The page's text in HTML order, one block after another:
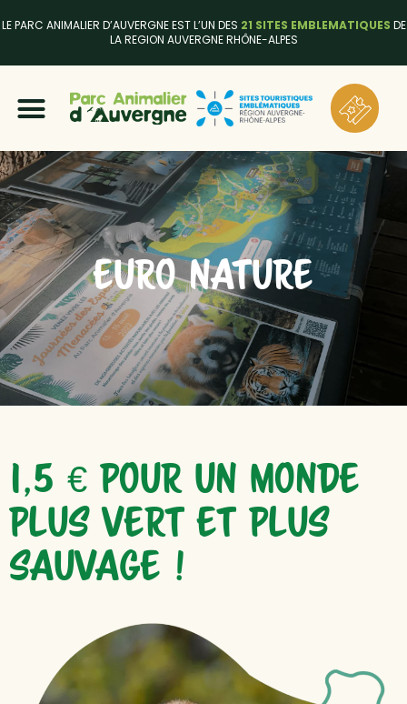
LE PARC ANIMALIER D’AUVERGNE EST L’UN DES 21 SITES EMBLEMATIQUES DE
LA REGION AUVERGNE RHÔNE-ALPES
EURO NATURE
1,5 € POUR UN MONDE
PLUS VERT ET PLUS
SAUVAGE !